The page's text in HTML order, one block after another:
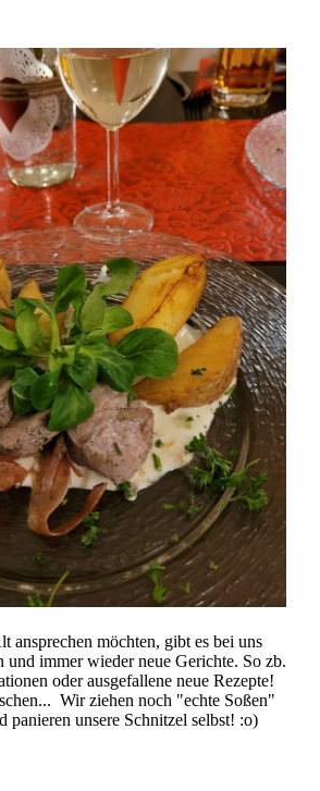
ansprechen möchten, gibt es bei uns
und immer wieder neue Gerichte. So zb.
oder ausgefallene neue Rezepte!
Wir ziehen noch "echte Soßen"
panieren unsere Schnitzel selbst! :o)